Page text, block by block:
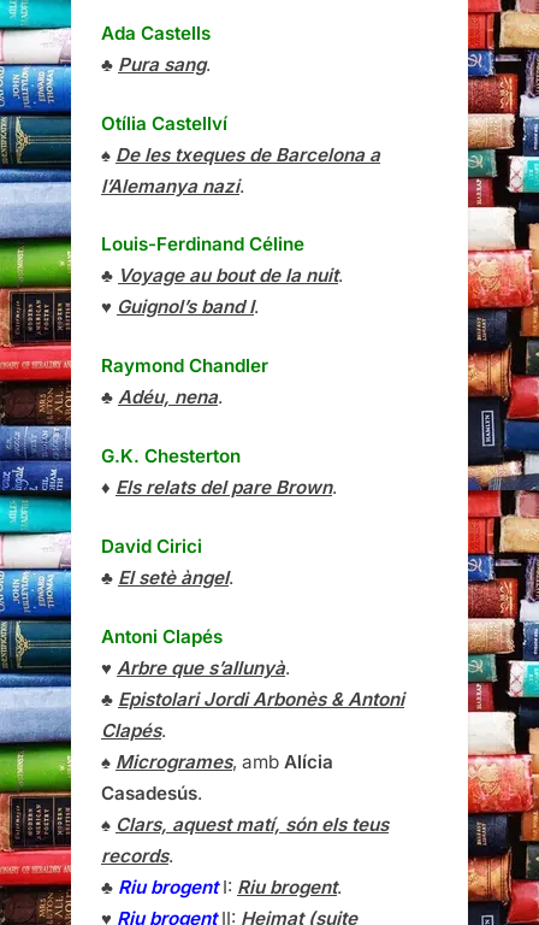
Ada Castells
♣ Pura sang.
Otília Castellví
♠ De les txeques de Barcelona a
l’Alemanya nazi.
Louis-Ferdinand Céline
♣ Voyage au bout de la nuit.
♥ Guignol’s band I.
Raymond Chandler
♣ Adéu, nena.
G.K. Chesterton
♦ Els relats del pare Brown.
David Cirici
♣ El setè àngel.
Antoni Clapés
♥ Arbre que s’allunyà.
♣ Epistolari Jordi Arbonès & Antoni
Clapés.
♠ Microgrames, amb Alícia
Casadesús.
♠ Clars, aquest matí, són els teus
records.
♣ Riu brogentI: Riu brogent.
♥ Riu brogentII: Heimat (suite